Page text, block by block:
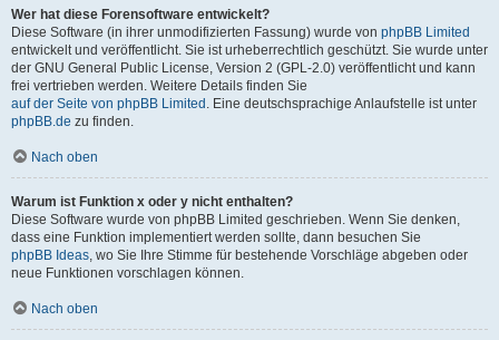
Wer hat diese Forensoftware entwickelt?
Diese Software (in ihrer unmodifizierten Fassung) wurde von phpBB Limited
entwickelt und veröffentlicht. Sie ist urheberrechtlich geschützt. Sie wurde unter
der GNU General Public License, Version 2 (GPL-2.0) veröffentlicht und kann
frei vertrieben werden. Weitere Details finden Sie
auf der Seite von phpBB Limited . Eine deutschsprachige Anlaufstelle ist unter
phpBB.de zu finden.
Nach oben
Warum ist Funktion x oder y nicht enthalten?
Diese Software wurde von phpBB Limited geschrieben. Wenn Sie denken,
dass eine Funktion implementiert werden sollte, dann besuchen Sie
phpBB Ideas, wo Sie Ihre Stimme für bestehende Vorschläge abgeben oder
neue Funktionen vorschlagen können.
Nach oben